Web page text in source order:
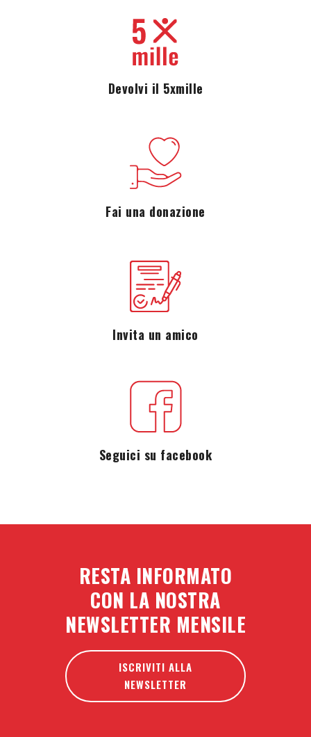
Devolvi il 5xmille
Fai una donazione
Invita un amico
Seguici su facebook
RESTA INFORMATO
CON LA NOSTRA
NEWSLETTER MENSILE
ISCRIVITI ALLA
NEWSLETTER